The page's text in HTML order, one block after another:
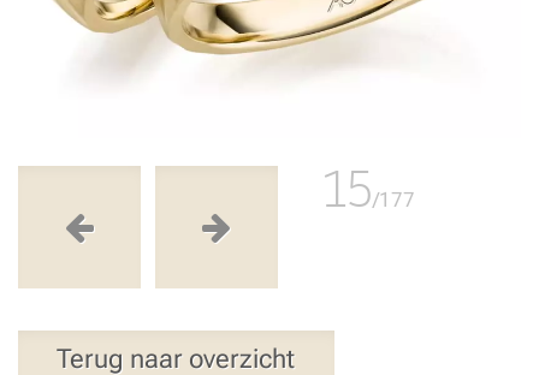
15/177
Terug naar overzicht